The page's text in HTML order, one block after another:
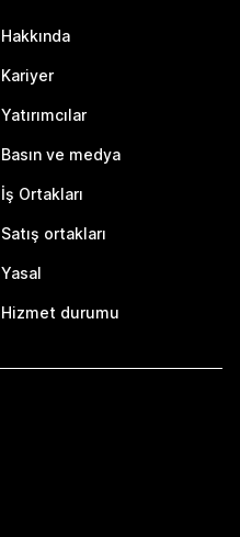
Hakkında
Kariyer
Yatırımcılar
Basın ve medya
İş Ortakları
Satış ortakları
Yasal
Hizmet durumu